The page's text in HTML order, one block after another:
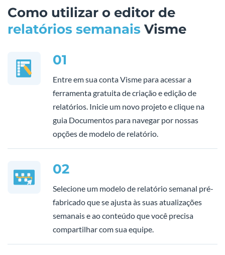
Como utilizar o editor de
relatórios semanais Visme
01
Entre em sua conta Visme para acessar a
ferramenta gratuita de criação e edição de
relatórios. Inicie um novo projeto e clique na
guia Documentos para navegar por nossas
opções de modelo de relatório.
02
Selecione um modelo de relatório semanal pré-
fabricado que se ajusta às suas atualizações
semanais e ao conteúdo que você precisa
compartilhar com sua equipe.